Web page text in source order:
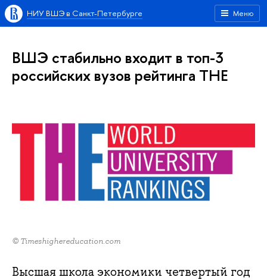
Меню
НИУ ВШЭ в Санкт-Петербурге
ВШЭ стабильно входит в топ-3
российских вузов рейтинга THE
© Timeshighereducation.com
Высшая школа экономики четвертый год